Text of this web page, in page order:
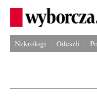
Nekrologi Odeszli